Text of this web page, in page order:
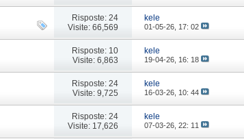
Risposte: 24
Visite: 66,569
kele
01-05-26, 17: 02
Risposte: 10
Visite: 6,863
kele
19-04-26, 16: 18
Risposte: 24
Visite: 9,725
kele
16-03-26, 10: 44
Risposte: 24
Visite: 17,626
kele
07-03-26,22: 11